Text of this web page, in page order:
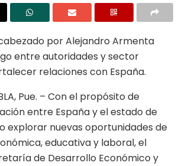
por Alejandro Armenta
entre autoridades y sector
relaciones con España.
Pue. – Con el propósito de
entre España y el estado de
explorar nuevas oportunidades de
educativa y laboral, el
de Desarrollo Económico y